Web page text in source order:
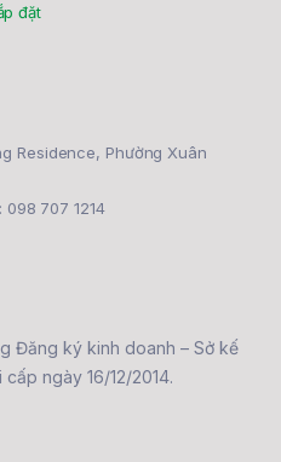
đặt
Residence, Phường Xuân
707 1214
Đăng ký kinh doanh – Sở kế
ngày 16/12/2014.